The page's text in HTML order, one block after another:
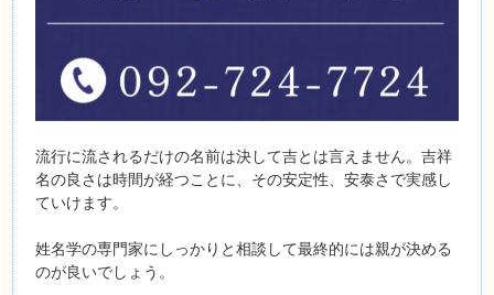
流行に流されるだけの名前は決して吉とは言えません。吉祥
名の良さは時間が経つことに、その安定性、安泰さで実感し
ていけます。
姓名学の専門家にしっかりと相談して最終的には親が決める
のが良いでしょう。